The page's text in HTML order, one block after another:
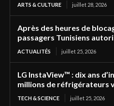
ARTS & CULTURE juillet 28, 2026
Après des heures de
passagers Tunisiens
ACTUALITÉS juillet 25, 2026
LG InstaView™ : dix ans
millions de réfrigérateurs
TECH & SCIENCE juillet 25, 2026